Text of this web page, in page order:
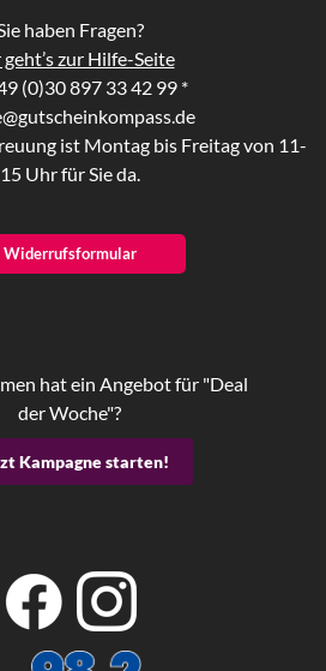
haben Fragen?
zur Hilfe-Seite
(0)30 897 33 42 99 *
ist Montag bis Freitag von 11-
15 Uhr für Sie da.
Widerrufsformular
hat ein Angebot für "Deal
der Woche"?
Kampagne starten!